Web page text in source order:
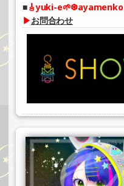
🎸yuki-e🌱❆ayamenko
▶お問合わせ